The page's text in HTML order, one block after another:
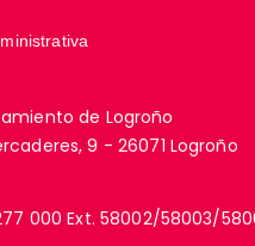
de Logroño
9 - 26071 Logroño
000 Ext. 58002/58003/